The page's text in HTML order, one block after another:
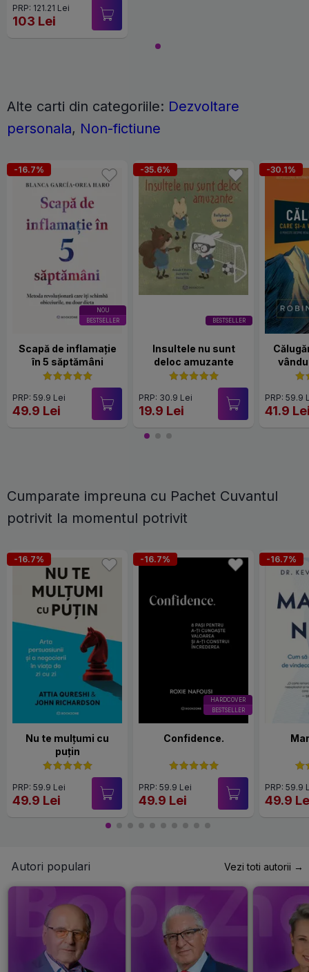
PRP: 121.21 Lei
103 Lei
Alte carti din categoriile: Dezvoltare
personala, Non-fictiune
NOU
BESTSELLER
-16.7%
Scapă de inflamație
în 5 săptămâni
PRP: 59.9 Lei
49.9 Lei
BESTSELLER
-35.6%
Insultele nu sunt
deloc amuzante
PRP: 30.9 Lei
19.9 Lei
-30.1%
PRP: 59.9
41.9
Cumparate impreuna cu Pachet Cuvantul
potrivit la momentul potrivit
-16.7%
Nu te mulțumi cu
puțin
PRP: 59.9 Lei
49.9 Lei
HARDCOVER
BESTSELLER
-16.7%
Confidence.
PRP: 59.9 Lei
49.9 Lei
-16.7%
PRP: 59.9
49.9
Autori populari Vezi toti autorii →